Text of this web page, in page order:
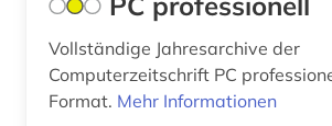
taiwan (2)
taliban (1)
technik (4)
Vollständige Jahresarchive der
Computerzeitschrift PC
Format. Mehr Informationen